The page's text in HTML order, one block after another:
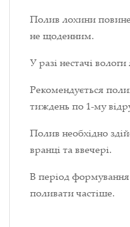
Полив лохини
не щоденним.
У разі нестачі
Рекомендується
тиждень по 1-му
Полив необхідно
вранці та ввечері.
В період формування
поливати частіше.